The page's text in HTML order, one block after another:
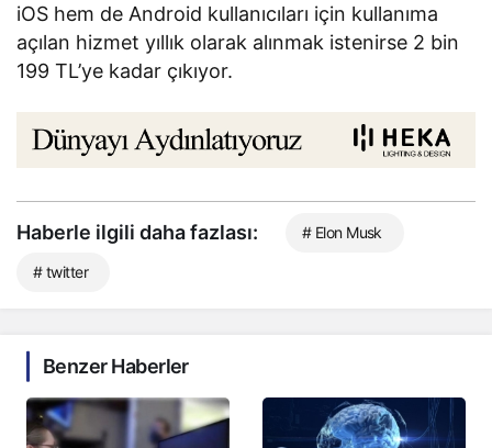
iOS hem de Android kullanıcıları için kullanıma
açılan hizmet yıllık olarak alınmak istenirse 2 bin
199 TL’ye kadar çıkıyor.
Haberle ilgili daha fazlası: # Elon Musk
# twitter
Benzer Haberler